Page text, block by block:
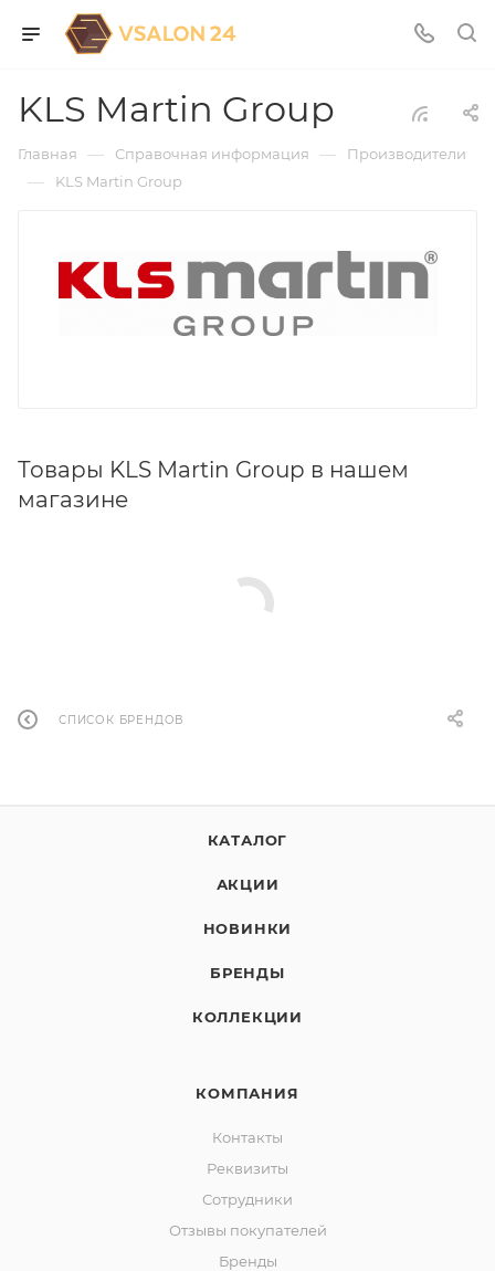
KLS Martin Group
Главная — Справочная информация — Производители
— KLS Martin Group
Товары KLS Martin Group в нашем
магазине
СПИСОК БРЕНДОВ
КАТАЛОГ
АКЦИИ
НОВИНКИ
БРЕНДЫ
КОЛЛЕКЦИИ
КОМПАНИЯ
Контакты
Реквизиты
Сотрудники
Отзывы покупателей
Бренды